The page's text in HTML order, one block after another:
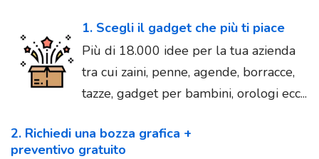
1. Scegli il gadget che più ti piace
Più di 18.000 idee per la tua azienda
tra cui zaini, penne, agende, borracce,
tazze, gadget per bambini, orologi ecc...
2. Richiedi una bozza grafica +
preventivo gratuito